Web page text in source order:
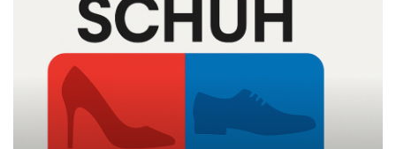
rendez-
international